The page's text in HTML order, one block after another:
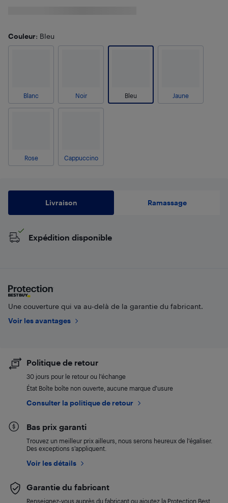
Couleur: Bleu
Blanc Noir Bleu Jaune
Rose Cappuccino
Livraison Ramassage
Expédition disponible
Une couverture qui va au-delà de la garantie du fabricant.
Voir les avantages
Politique de retour
30 jours pour le retour ou l’échange
État Boîte boîte non ouverte, aucune marque d’usure
Consulter la politique de retour
Bas prix garanti
Trouvez un meilleur prix ailleurs, nous serons heureux de l’égaliser.
Des exceptions s’appliquent.
Voir les détails
Garantie du fabricant
Renseignez-vous auprès du fabricant ou ajoutez la Protection Best